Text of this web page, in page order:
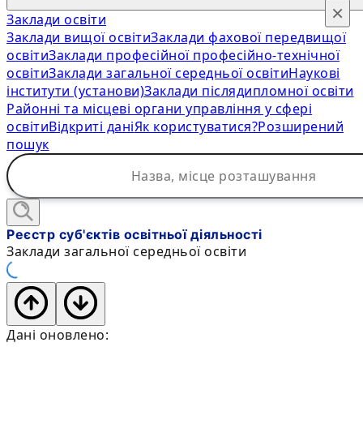
Заклади освіти
Заклади вищої освітиЗаклади фахової передвищої
освітиЗаклади професійної професійно-технічної
освітиЗаклади загальної середньої освітиНаукові
інститути (установи)Заклади післядипломної освіти
Районні та місцеві органи управління у сфері
освітиВідкриті даніЯк користуватися?Розширений
пошук
×
Реєстр суб'єктів освітньої діяльності
Заклади загальної середньої освіти
Дані оновлено: